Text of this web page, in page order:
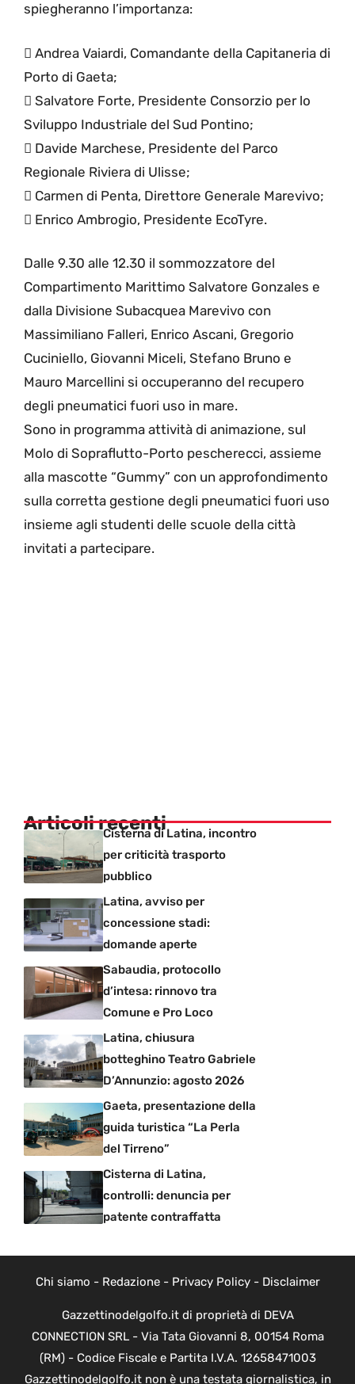
spiegheranno l’importanza:
 Andrea Vaiardi, Comandante della Capitaneria di
Porto di Gaeta;
 Salvatore Forte, Presidente Consorzio per lo
Sviluppo Industriale del Sud Pontino;
 Davide Marchese, Presidente del Parco
Regionale Riviera di Ulisse;
 Carmen di Penta, Direttore Generale Marevivo;
 Enrico Ambrogio, Presidente EcoTyre.
Dalle 9.30 alle 12.30 il sommozzatore del
Compartimento Marittimo Salvatore Gonzales e
dalla Divisione Subacquea Marevivo con
Massimiliano Falleri, Enrico Ascani, Gregorio
Cuciniello, Giovanni Miceli, Stefano Bruno e
Mauro Marcellini si occuperanno del recupero
degli pneumatici fuori uso in mare.
Sono in programma attività di animazione, sul
Molo di Sopraflutto-Porto pescherecci, assieme
alla mascotte “Gummy” con un approfondimento
sulla corretta gestione degli pneumatici fuori uso
insieme agli studenti delle scuole della città
invitati a partecipare.
Articoli recentiCisterna di Latina, incontro
per criticità trasporto
pubblico
Latina, avviso per
concessione stadi:
domande aperte
Sabaudia, protocollo
d’intesa: rinnovo tra
Comune e Pro Loco
Latina, chiusura
botteghino Teatro Gabriele
D’Annunzio: agosto 2026
Gaeta, presentazione della
guida turistica “La Perla
del Tirreno”
Cisterna di Latina,
controlli: denuncia per
patente contraffatta
Chi siamo - Redazione- Privacy Policy- Disclaimer
Gazzettinodelgolfo.it di proprietà di DEVA
CONNECTION SRL - Via Tata Giovanni 8, 00154 Roma
(RM) - Codice Fiscale e Partita I.V.A. 12658471003
Gazzettinodelgolfo.it non è una testata giornalistica, in